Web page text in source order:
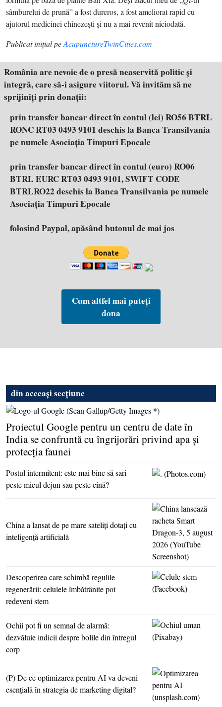
sâmburelui de prună” a fost dureros, a fost ameliorat rapid cu
ajutorul medicinei chinezeşti şi nu a mai revenit niciodată.
Publicat iniţial peAcupunctureTwinCities.com
România are nevoie de o presă neaservită politic şi
integră, care să-i asigure viitorul. Vă invităm să ne
sprijiniţi prin donaţii:
prin transfer bancar direct în contul (lei) RO56 BTRL
RONC RT03 0493 9101 deschis la Banca Transilvania
pe numele Asociația Timpuri Epocale
prin transfer bancar direct în contul (euro) RO06
BTRL EURC RT03 0493 9101, SWIFT CODE
BTRLRO22 deschis la Banca Transilvania pe numele
Asociația Timpuri Epocale
folosind Paypal, apăsând butonul de mai jos
Cum altfel mai puteți
dona
din aceeași secțiune
Proiectul Google pentru un centru de date în
India se confruntă cu îngrijorări privind apa şi
protecţia faunei
Postul intermitent: este mai bine să sari
peste micul dejun sau peste cină?
China a lansat de pe mare sateliţi dotaţi cu
inteligenţă artificială
Descoperirea care schimbă regulile
regenerării: celulele îmbătrânite pot
redeveni stem
Ochii pot fi un semnal de alarmă:
dezvăluie indicii despre bolile din întregul
corp
(P) De ce optimizarea pentru AI va deveni
esenţială în strategia de marketing digital?